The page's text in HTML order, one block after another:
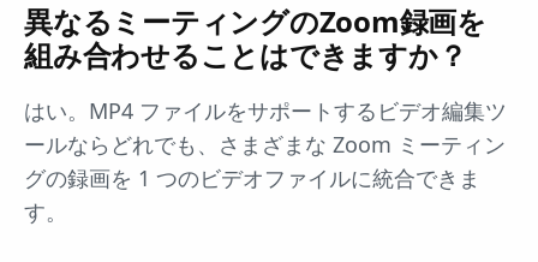
異なるミーティングのZoom録画を
組み合わせることはできますか？
はい。MP4 ファイルをサポートするビデオ編集ツ
ールならどれでも、さまざまな Zoom ミーティン
グの録画を 1 つのビデオファイルに統合できま
す。